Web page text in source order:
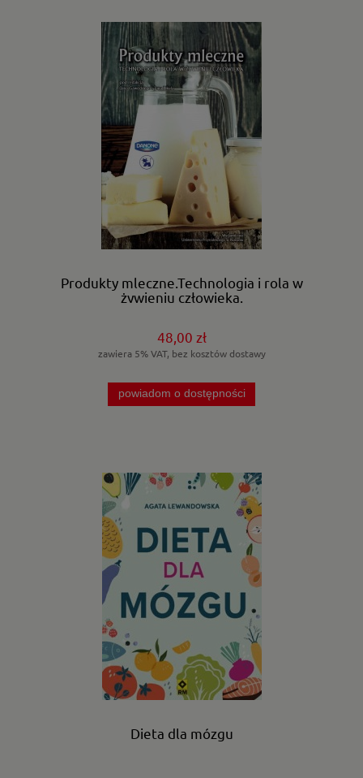
Produkty mleczne.Technologia i rola w
żywieniu człowieka.
48,00 zł
zawiera 5% VAT, bez kosztów dostawy
powiadom o dostępności
Dieta dla mózgu